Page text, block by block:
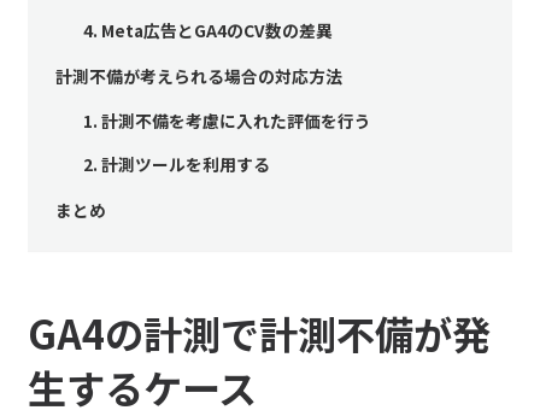
4. Meta広告とGA4のCV数の差異
計測不備が考えられる場合の対応方法
1. 計測不備を考慮に入れた評価を行う
2. 計測ツールを利用する
まとめ
GA4の計測で計測不備が発
生するケース